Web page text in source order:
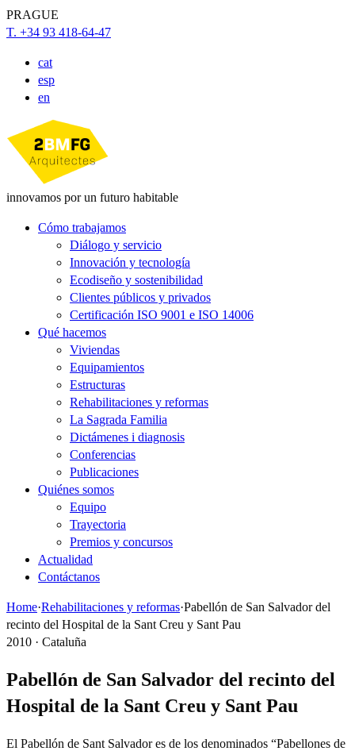
PRAGUE
T. +34 93 418-64-47
cat
esp
en
innovamos por un futuro habitable
Cómo trabajamos
Diálogo y servicio
Innovación y tecnología
Ecodiseño y sostenibilidad
Clientes públicos y privados
Certificación ISO 9001 e ISO 14006
Qué hacemos
Viviendas
Equipamientos
Estructuras
Rehabilitaciones y reformas
La Sagrada Familia
Dictámenes i diagnosis
Conferencias
Publicaciones
Quiénes somos
Equipo
Trayectoria
Premios y concursos
Actualidad
Contáctanos
Home·Rehabilitaciones y reformas·Pabellón de San Salvador del
recinto del Hospital de la Sant Creu y Sant Pau
2010 · Cataluña
Pabellón de San Salvador del recinto del
Hospital de la Sant Creu y Sant Pau
El Pabellón de Sant Salvador es de los denominados “Pabellones de